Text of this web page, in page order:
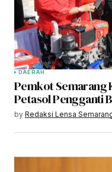
DAERAH
Pemkot Semarang
Petasol Pengganti
by Redaksi Lensa